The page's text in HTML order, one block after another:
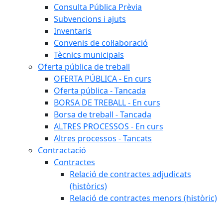
Consulta Pública Prèvia
Subvencions i ajuts
Inventaris
Convenis de col·laboració
Tècnics municipals
Oferta pública de treball
OFERTA PÚBLICA - En curs
Oferta pública - Tancada
BORSA DE TREBALL - En curs
Borsa de treball - Tancada
ALTRES PROCESSOS - En curs
Altres processos - Tancats
Contractació
Contractes
Relació de contractes adjudicats
(històrics)
Relació de contractes menors (històric)